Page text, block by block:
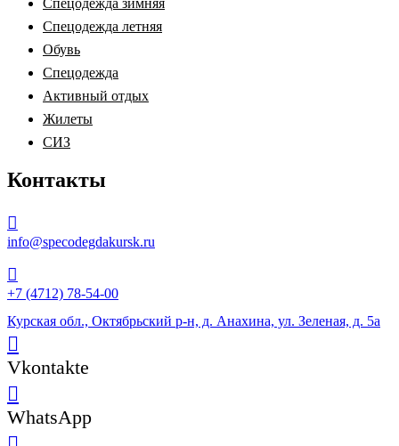
Спецодежда летняя
Обувь
Спецодежда
Активный отдых
Жилеты
СИЗ
Контакты
info@specodegdakursk.ru
+7 (4712) 78-54-00
Курская обл., Октябрьский р-н, д. Анахина, ул. Зеленая, д. 5а
Vkontakte
WhatsApp